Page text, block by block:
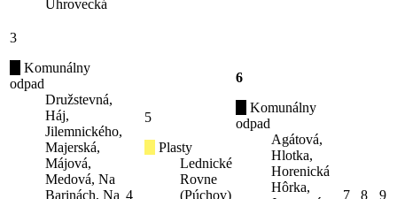
Uhrovecká
3
Komunálny
odpad
Družstevná,
Háj,
Jilemnického,
Majerská,
Májová,
Medová, Na
Barinách, Na 4
5
Plasty
Lednické
Rovne
(Púchov)
6
Komunálny
odpad
Agátová,
Hlotka,
Horenická
Hôrka,
7 8 9